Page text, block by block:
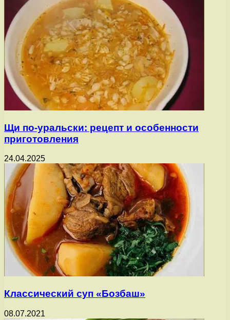
Щи по-уральски: рецепт и особенности
приготовления
24.04.2025
Классический суп «Бозбаш»
08.07.2021